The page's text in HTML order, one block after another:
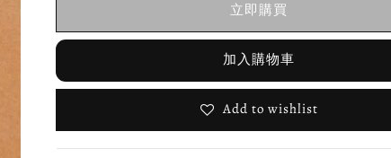
立即購買
加入購物車
Add to wishlist